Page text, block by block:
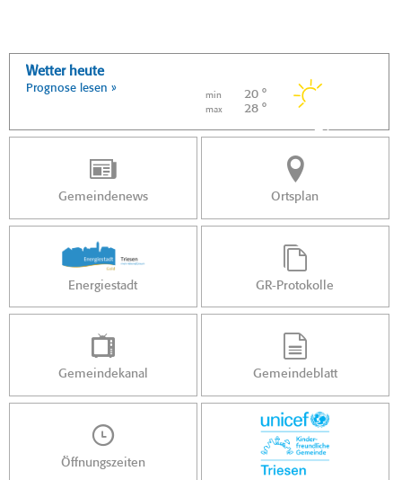
Wetter heute
Prognose lesen »
min 20 °
max 28 °
Gemeindenews Ortsplan
Energiestadt GR-Protokolle
Gemeindekanal Gemeindeblatt
Öffnungszeiten